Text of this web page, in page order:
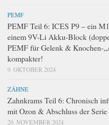
PEMF
PEMF Teil 6: ICES P9 – ein
einem 9V-Li Akku-Block
PEMF für Gelenk & Knochen-
kompakter!
9. OKTOBER 2024
ZÄHNE
Zahnkrams Teil 6: Chronisch
mit Ozon & Abschluss der Serie
20. NOVEMBER 2024